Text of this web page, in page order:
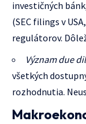
investičných
(SEC filings v
regulátorov.
Význam due
všetkých
rozhodnutia.